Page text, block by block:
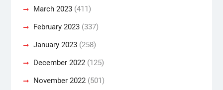
March 2023(411)
February 2023(337)
January 2023(258)
December 2022(125)
November 2022(501)